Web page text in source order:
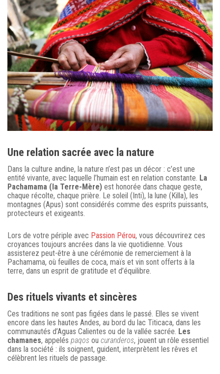
Une relation sacrée avec la nature
Dans la culture andine, la nature n’est pas un décor : c’est une
entité vivante, avec laquelle l’humain est en relation constante. La
Pachamama (la Terre-Mère) est honorée dans chaque geste,
chaque récolte, chaque prière. Le soleil (Inti), la lune (Killa), les
montagnes (Apus) sont considérés comme des esprits puissants,
protecteurs et exigeants.
Lors de votre périple avec Passion Pérou, vous découvrirez ces
croyances toujours ancrées dans la vie quotidienne. Vous
assisterez peut-être à une cérémonie de remerciement à la
Pachamama, où feuilles de coca, maïs et vin sont offerts à la
terre, dans un esprit de gratitude et d’équilibre.
Des rituels vivants et sincères
Ces traditions ne sont pas figées dans le passé. Elles se vivent
encore dans les hautes Andes, au bord du lac Titicaca, dans les
communautés d’Aguas Calientes ou de la vallée sacrée. Les
chamanes, appelés paqos ou curanderos, jouent un rôle essentiel
dans la société : ils soignent, guident, interprètent les rêves et
célèbrent les rituels de passage.